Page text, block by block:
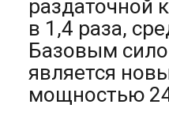
раздаточной
в 1,4 раза,
Базовым
является
мощностью